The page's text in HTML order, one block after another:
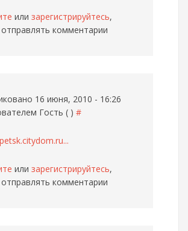
или зарегистрируйтесь,
комментарии
16 июня, 2010 - 16:26
Гость ( ) #
или зарегистрируйтесь,
комментарии